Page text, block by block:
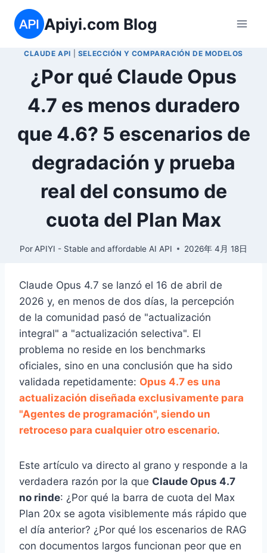
Saltar
contenido
Apiyi.com Blog
CLAUDE API SELECCIÓN Y COMPARACIÓN DE MODELOS
¿Por qué Claude Opus
4.7 es menos duradero
que 4.6? 5 escenarios de
degradación y prueba
real del consumo de
cuota del Plan Max
Por APIYI - Stable and affordable AI API 2026年 4月 18日
Claude Opus 4.7 se lanzó el 16 de abril de
2026 y, en menos de dos días, la percepción
de la comunidad pasó de "actualización
integral" a "actualización selectiva". El
problema no reside en los benchmarks
oficiales, sino en una conclusión que ha sido
validada repetidamente: Opus 4.7 es una
actualización diseñada exclusivamente para
"Agentes de programación", siendo un
retroceso para cualquier otro escenario.
Este artículo va directo al grano y responde a la
verdadera razón por la que Claude Opus 4.7
no rinde: ¿Por qué la barra de cuota del Max
Plan 20x se agota visiblemente más rápido que
el día anterior? ¿Por qué los escenarios de RAG
con documentos largos funcionan peor que en